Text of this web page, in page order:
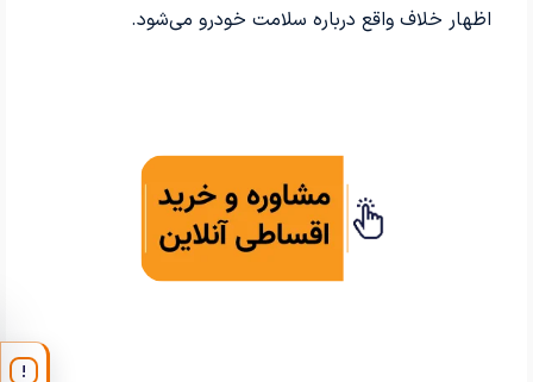
اظهار خلاف واقع درباره سلامت خودرو می‌شود.
!